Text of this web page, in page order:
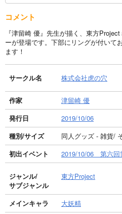
コメント
『津留崎 優』先生が描く、東方
ーが登場です。下部にリングが付いて
ます！
サークル名 株式会社虎の穴
作家
津留崎 優
発行日
2019/10/06
種別/サイズ
同人グッズ - 雑貨/
初出イベント
2019/10/06 第六回
ジャンル/
サブジャンル
東方Project
メインキャラ
大妖精